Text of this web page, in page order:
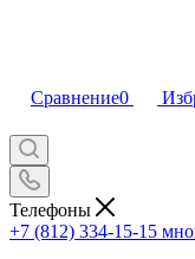
Сравнение0
Телефоны
+7 (812) 334-15-15